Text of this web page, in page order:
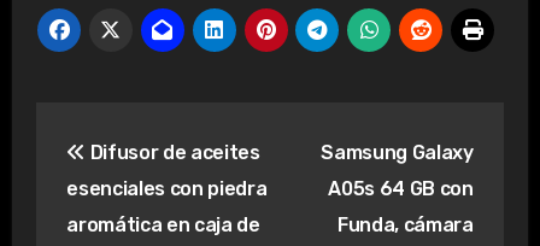
de
entradas
Difusor de aceites
esenciales con piedra
aromática en caja de
Samsung Galaxy
A05s 64 GB con
Funda, cámara